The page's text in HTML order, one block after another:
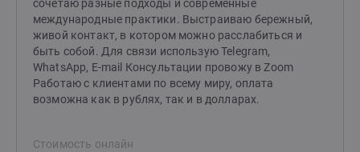
профессиональные знания. На сессиях можно
выражаться матерными словами, проявлять все
свои эмоции, говорить открыто и откровенно.
сочетаю разные подходы и современные
международные практики. Выстраиваю бережный,
живой контакт, в котором можно расслабиться и
быть собой. Для связи использую Telegram,
WhatsApp, E-mail Консультации провожу в Zoom
Работаю с клиентами по всему миру, оплата
возможна как в рублях, так и в долларах.
Стоимость онлайн